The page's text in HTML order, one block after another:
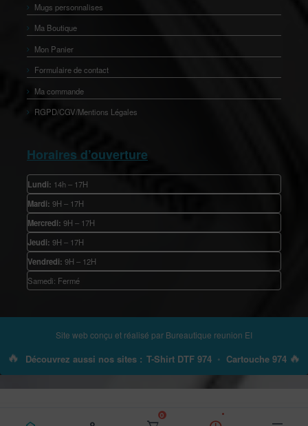
Mugs personnalises
Ma Boutique
Mon Panier
Formulaire de contact
Ma commande
RGPD/CGV/Mentions Légales
Horaires d’ouverture
Lundi: 14h – 17H
Mardi: 9H – 17H
Mercredi: 9H – 17H
Jeudi: 9H – 17H
Vendredi: 9H – 12H
Samedi: Fermé
Site web conçu et réalisé par Bureautique reunion EI
🔥 Découvrez aussi nos sites : T-Shirt DTF 974 • Cartouche 974 🔥
0